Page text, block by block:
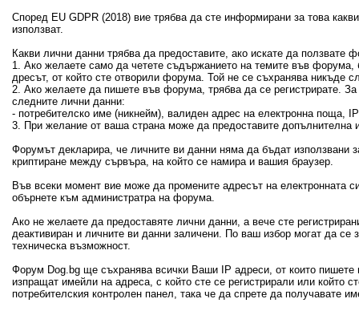
Според EU GDPR (2018) вие трябва да сте информирани за това
използват.
Какви лични данни трябва да предоставите, ако искате да ползвате
1. Ако желаете само да четете съдържанието на темите във
дресът, от който сте отворили форума. Той не се съхранява никъде
2. Ако желаете да пишете във форума, трябва да се регистрирате.
следните лични данни:
- потребителско име (никнейм), валиден адрес на електронна
3. При желание от ваша страна може да предоставите
Форумът декларира, че личните ви данни няма да бъдат използвани
криптиране между сървъра, на който се намира и вашия браузер.
Във всеки момент вие може да промените адресът на електронната
обърнете към администратра на форума.
Ако не желаете да предоставяте лични данни, а вече сте
деактивиран и личните ви данни заличени. По ваш избор могат да
техническа възможност.
Форум Dog.bg ще съхранява всички Ваши IP адреси, от които
изпращат имейли на адреса, с който сте се регистрирали или който
потребителския контролен панел, така че да спрете да получавате